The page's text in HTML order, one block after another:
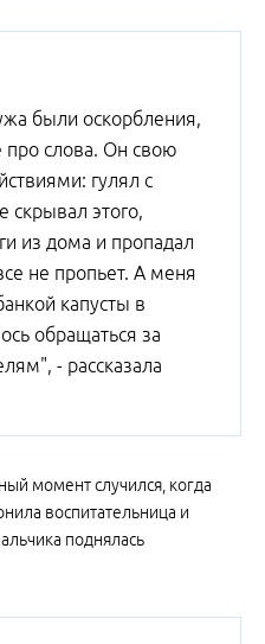
были оскорбления,
слова. Он свою
гулял с
этого,
из дома и пропадал
не пропьет. А меня
капусты в
обращаться за
- рассказала
момент случился, когда
воспитательница и
поднялась